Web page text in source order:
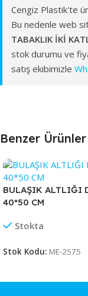
Cengiz Plastik'te
Bu nedenle web
TABAKLIK İKİ
stok durumu ve
satış ekibimizle
Benzer Ürünler
BULAŞIK ALTLIĞI
40*50 CM
Stokta
Stok Kodu: ME-2575